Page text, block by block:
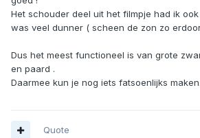
Het schouder deel uit het filmpje had ik
was veel dunner ( scheen de zon zo
Dus het meest functioneel is van grote
en paard .
Daarmee kun je nog iets fatsoenlijks maken.
Quote